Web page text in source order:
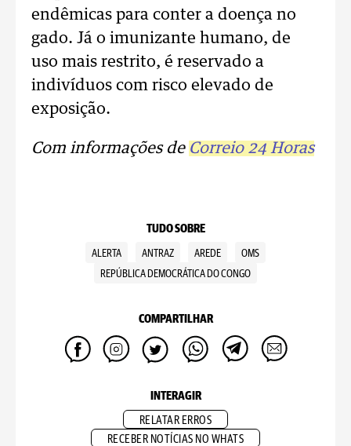
endêmicas para conter a doença no
gado. Já o imunizante humano, de
uso mais restrito, é reservado a
indivíduos com risco elevado de
exposição.
Com informações de Correio 24 Horas
TUDO SOBRE
ALERTA ANTRAZ AREDE
OMS
REPÚBLICA DEMOCRÁTICA DO CONGO
COMPARTILHAR
INTERAGIR
RELATAR ERROS
RECEBER NOTÍCIAS NO WHATS